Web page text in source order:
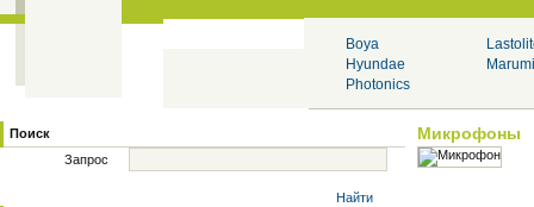
Boya
Hyundae
Photonics
Поиск
Запрос
Найти
Микрофоны